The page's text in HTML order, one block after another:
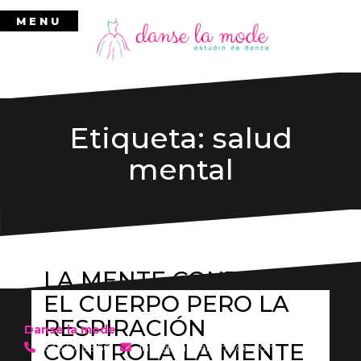
Ir
MENU
Etiqueta: salud
mental
LA MENTE CONTROLA
EL CUERPO PERO LA
RESPIRACIÓN
CONTROLA LA MENTE
Danse la mode
636 57 66 50 ·
info@danselamode.com